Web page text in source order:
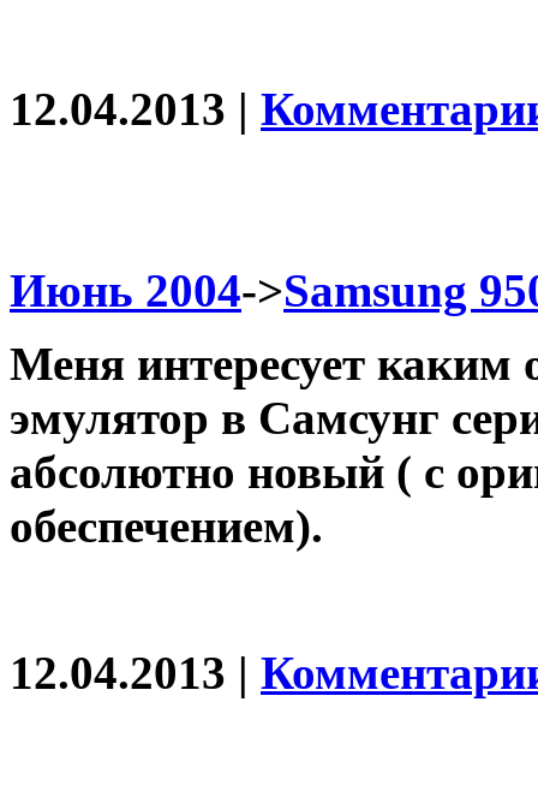
12.04.2013 |
Июнь 2004->Samsung
Меня интересует каким
эмулятор в Самсунг
абсолютно новый ( с
обеспечением).
12.04.2013 |